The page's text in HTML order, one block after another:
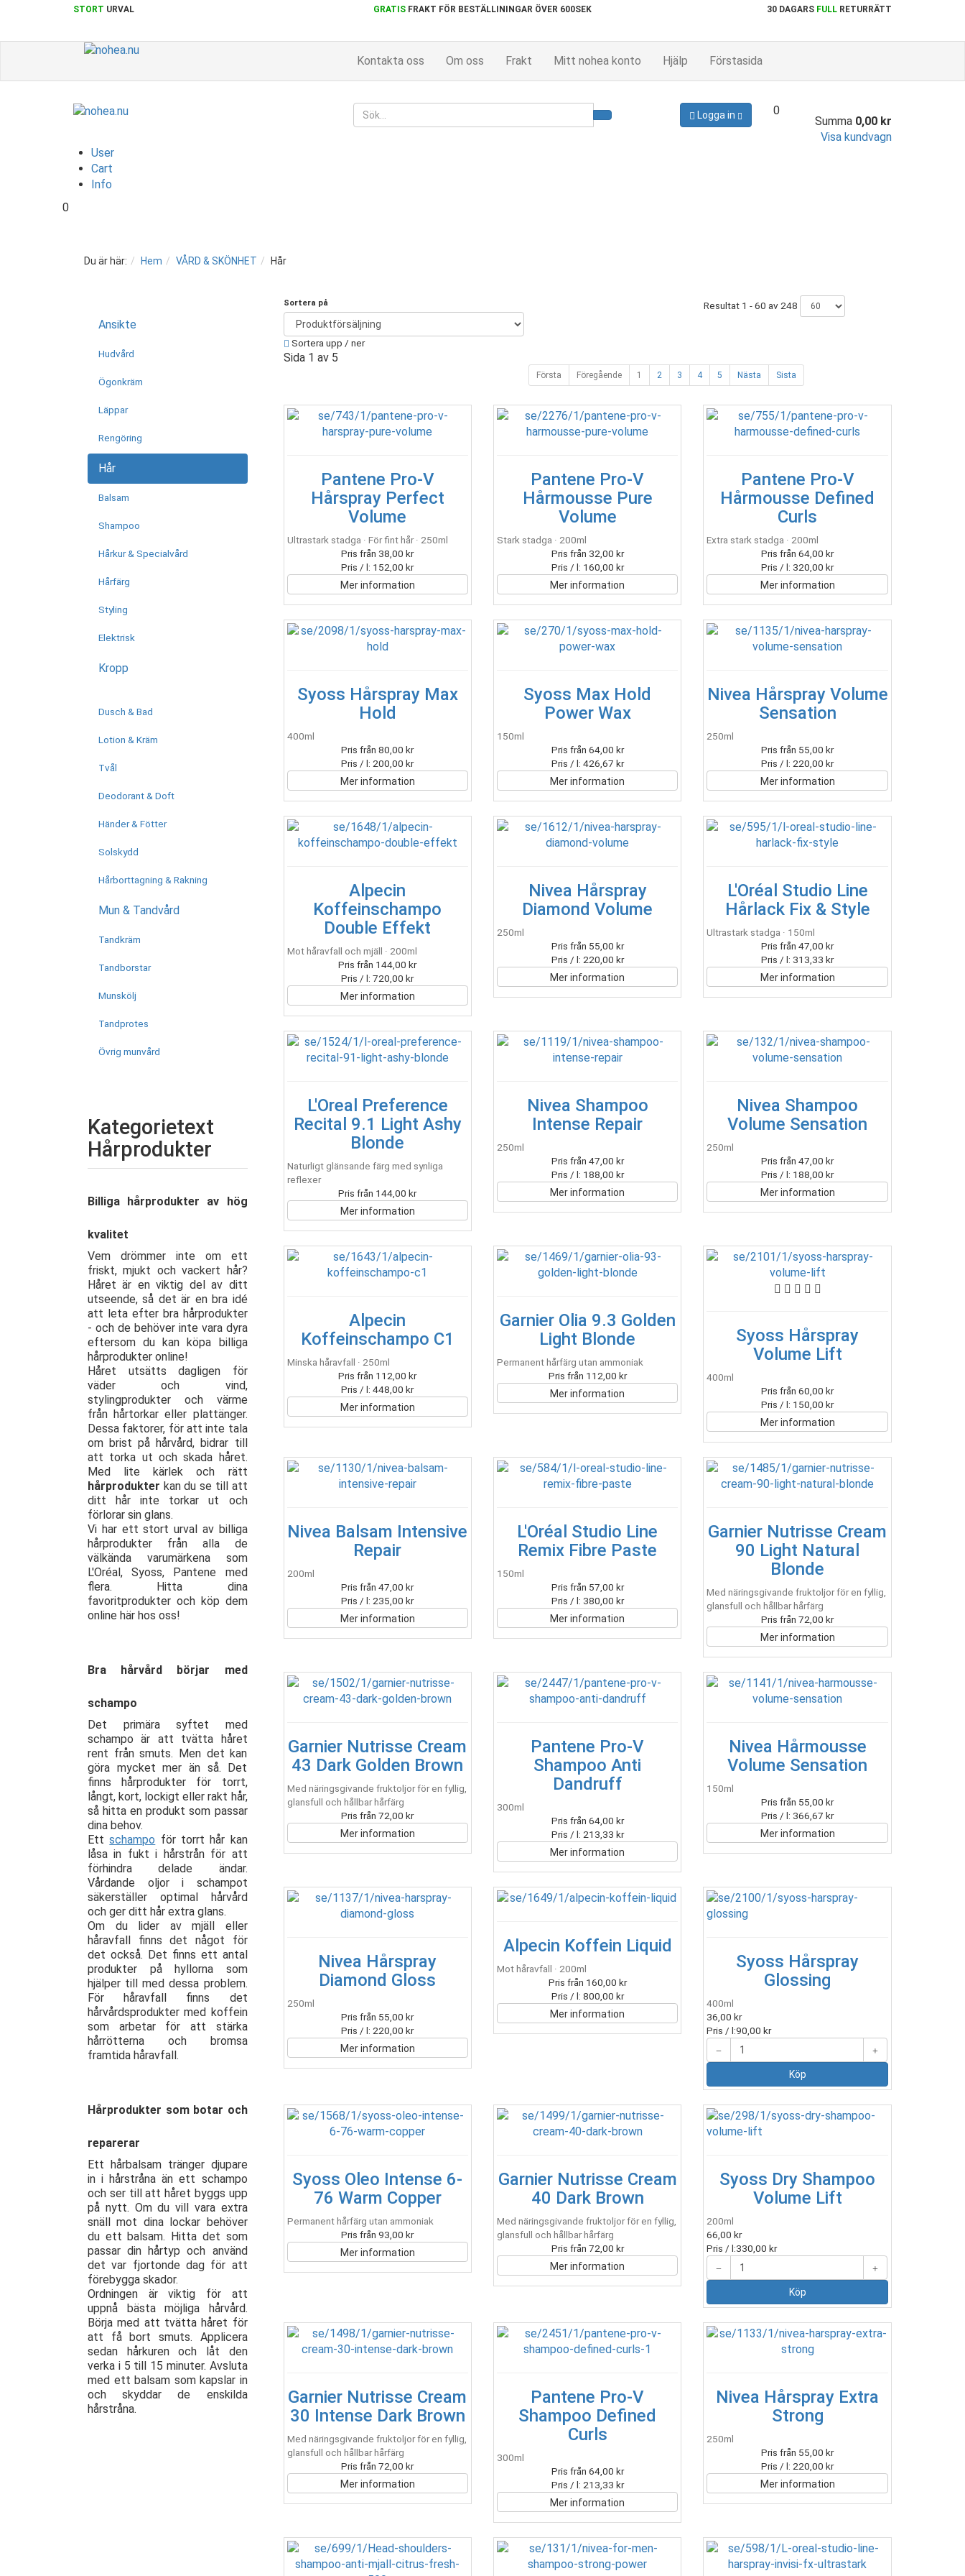
STORT URVAL GRATIS FRAKT FÖR BESTÄLLININGAR ÖVER 600SEK 30 DAGARS FULL RETURRÄTT
Kontakta oss Om oss Frakt Mitt nohea konto Hjälp Förstasida
Logga in Summa 0,00 kr
Visa kundvagn
0
User
Cart
Info
0
Du är här: Hem VÅRD & SKÖNHET Hår
Ansikte
Hudvård
Ögonkräm
Läppar
Rengöring
Hår
Balsam
Shampoo
Hårkur & Specialvård
Hårfärg
Styling
Elektrisk
Kropp
Dusch & Bad
Lotion & Kräm
Tvål
Deodorant & Doft
Händer & Fötter
Solskydd
Hårborttagning & Rakning
Mun & Tandvård
Tandkräm
Tandborstar
Munskölj
Tandprotes
Övrig munvård
Kategorietext
Hårprodukter
Billiga hårprodukter av hög
kvalitet
Vem drömmer inte om ett
friskt, mjukt och vackert hår?
Håret är en viktig del av ditt
utseende, så det är en bra idé
att leta efter bra hårprodukter
- och de behöver inte vara dyra
eftersom du kan köpa billiga
hårprodukter online!
Håret utsätts dagligen för
väder och vind,
stylingprodukter och värme
från hårtorkar eller plattänger.
Dessa faktorer, för att inte tala
om brist på hårvård, bidrar till
att torka ut och skada håret.
Med lite kärlek och rätt
hårprodukter kan du se till att
ditt hår inte torkar ut och
förlorar sin glans.
Vi har ett stort urval av billiga
hårprodukter från alla de
välkända varumärkena som
L'Oréal, Syoss, Pantene med
flera. Hitta dina
favoritprodukter och köp dem
online här hos oss!
Bra hårvård börjar med
schampo
Det primära syftet med
schampo är att tvätta håret
rent från smuts. Men det kan
göra mycket mer än så. Det
finns hårprodukter för torrt,
långt, kort, lockigt eller rakt hår,
så hitta en produkt som passar
dina behov.
Ettschampo för torrt hår kan
låsa in fukt i hårstrån för att
förhindra delade ändar.
Vårdande oljor i schampot
säkerställer optimal hårvård
och ger ditt hår extra glans.
Om du lider av mjäll eller
håravfall finns det något för
det också. Det finns ett antal
produkter på hyllorna som
hjälper till med dessa problem.
För håravfall finns det
hårvårdsprodukter med koffein
som arbetar för att stärka
hårrötterna och bromsa
framtida håravfall.
Hårprodukter som botar och
reparerar
Ett hårbalsam tränger djupare
in i hårstråna än ett schampo
och ser till att håret byggs upp
på nytt. Om du vill vara extra
snäll mot dina lockar behöver
du ett balsam. Hitta det som
passar din hårtyp och använd
det var fjortonde dag för att
förebygga skador.
Ordningen är viktig för att
uppnå bästa möjliga hårvård.
Börja med att tvätta håret för
att få bort smuts. Applicera
sedan hårkuren och låt den
verka i 5 till 15 minuter. Avsluta
med ett balsam som kapslar in
och skyddar de enskilda
hårstråna.
Sortera på
Sortera upp / ner
Resultat 1 - 60 av 248
Sida 1 av 5
Första Föregående 1 2 3 4 5 Nästa Sista
Pantene Pro-V
Hårspray Perfect
Volume
Ultrastark stadga · För fint hår · 250ml
Pris från 38,00 kr
Pris / l: 152,00 kr
Mer information
Pantene Pro-V
Hårmousse Pure
Volume
Stark stadga · 200ml
Pris från 32,00 kr
Pris / l: 160,00 kr
Mer information
Pantene Pro-V
Hårmousse Defined
Curls
Extra stark stadga · 200ml
Pris från 64,00 kr
Pris / l: 320,00 kr
Mer information
Syoss Hårspray Max
Hold
400ml
Pris från 80,00 kr
Pris / l: 200,00 kr
Mer information
Syoss Max Hold
Power Wax
150ml
Pris från 64,00 kr
Pris / l: 426,67 kr
Mer information
Nivea Hårspray Volume
Sensation
250ml
Pris från 55,00 kr
Pris / l: 220,00 kr
Mer information
Alpecin
Koffeinschampo
Double Effekt
Mot håravfall och mjäll · 200ml
Pris från 144,00 kr
Pris / l: 720,00 kr
Mer information
Nivea Hårspray
Diamond Volume
250ml
Pris från 55,00 kr
Pris / l: 220,00 kr
Mer information
L'Oréal Studio Line
Hårlack Fix & Style
Ultrastark stadga · 150ml
Pris från 47,00 kr
Pris / l: 313,33 kr
Mer information
L'Oreal Preference
Recital 9.1 Light Ashy
Blonde
Naturligt glänsande färg med synliga
reflexer
Pris från 144,00 kr
Mer information
Nivea Shampoo
Intense Repair
250ml
Pris från 47,00 kr
Pris / l: 188,00 kr
Mer information
Nivea Shampoo
Volume Sensation
250ml
Pris från 47,00 kr
Pris / l: 188,00 kr
Mer information
Alpecin
Koffeinschampo C1
Minska håravfall · 250ml
Pris från 112,00 kr
Pris / l: 448,00 kr
Mer information
Garnier Olia 9.3 Golden
Light Blonde
Permanent hårfärg utan ammoniak
Pris från 112,00 kr
Mer information
Syoss Hårspray
Volume Lift
400ml
Pris från 60,00 kr
Pris / l: 150,00 kr
Mer information
Nivea Balsam Intensive
Repair
200ml
Pris från 47,00 kr
Pris / l: 235,00 kr
Mer information
L'Oréal Studio Line
Remix Fibre Paste
150ml
Pris från 57,00 kr
Pris / l: 380,00 kr
Mer information
Garnier Nutrisse Cream
90 Light Natural
Blonde
Med näringsgivande fruktoljor för en fyllig,
glansfull och hållbar hårfärg
Pris från 72,00 kr
Mer information
Garnier Nutrisse Cream
43 Dark Golden Brown
Med näringsgivande fruktoljor för en fyllig,
glansfull och hållbar hårfärg
Pris från 72,00 kr
Mer information
Pantene Pro-V
Shampoo Anti
Dandruff
300ml
Pris från 64,00 kr
Pris / l: 213,33 kr
Mer information
Nivea Hårmousse
Volume Sensation
150ml
Pris från 55,00 kr
Pris / l: 366,67 kr
Mer information
Nivea Hårspray
Diamond Gloss
250ml
Pris från 55,00 kr
Pris / l: 220,00 kr
Mer information
Alpecin Koffein Liquid
Mot håravfall · 200ml
Pris från 160,00 kr
Pris / l: 800,00 kr
Mer information
Syoss Hårspray
Glossing
400ml
36,00 kr
Pris / l:90,00 kr
Syoss Oleo Intense 6-
76 Warm Copper
Permanent hårfärg utan ammoniak
Pris från 93,00 kr
Mer information
Garnier Nutrisse Cream
40 Dark Brown
Med näringsgivande fruktoljor för en fyllig,
glansfull och hållbar hårfärg
Pris från 72,00 kr
Mer information
Syoss Dry Shampoo
Volume Lift
200ml
66,00 kr
Pris / l:330,00 kr
Garnier Nutrisse Cream
30 Intense Dark Brown
Med näringsgivande fruktoljor för en fyllig,
glansfull och hållbar hårfärg
Pris från 72,00 kr
Mer information
Pantene Pro-V
Shampoo Defined
Curls
300ml
Pris från 64,00 kr
Pris / l: 213,33 kr
Mer information
Nivea Hårspray Extra
Strong
250ml
Pris från 55,00 kr
Pris / l: 220,00 kr
Mer information